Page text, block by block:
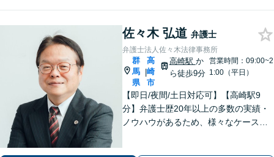
佐々木 弘道 弁護士
弁護士法人佐々木法律事務所
群
馬
県
|
高
崎
市
高崎駅 か
ら徒歩9分
営業時間：09:00~2
1:00（平日）
【即日/夜間/土日対応可】【高崎駅9
分】弁護士歴20年以上の多数の実績・
ノウハウがあるため、様々なケースで